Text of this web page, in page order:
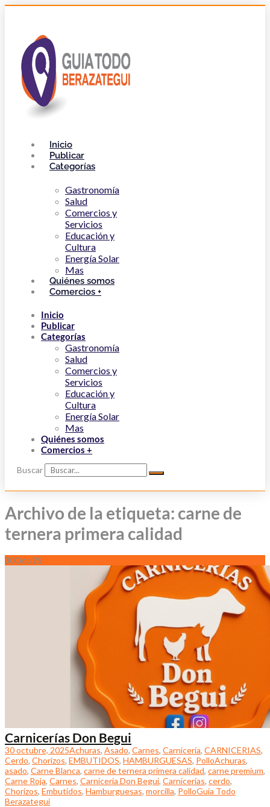
Inicio
Publicar
Categorías
Gastronomía
Salud
Comercios y
Servicios
Educación y
Cultura
Energía Solar
Mas
Quiénes somos
Comercios +
Inicio
Publicar
Categorías
Gastronomía
Salud
Comercios y
Servicios
Educación y
Cultura
Energía Solar
Mas
Quiénes somos
Comercios +
Buscar
Archivo de la etiqueta: carne de
ternera primera calidad
30Oct/25
Carnicerías Don Begui
30 octubre, 2025Achuras, Asado, Carnes, Carnicería, CARNICERIAS,
Cerdo, Chorizos, EMBUTIDOS, HAMBURGUESAS, PolloAchuras,
asado, Carne Blanca, carne de ternera primera calidad, carne premium,
Carne Roja, Carnes, Carniceria Don Begui, Carnicerías, cerdo,
Chorizos, Embutidos, Hamburguesas, morcilla, PolloGuia Todo
Berazategui